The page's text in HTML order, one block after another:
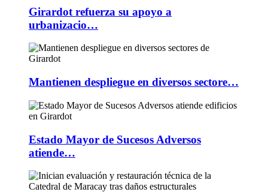
Girardot refuerza su apoyo a
urbanizacio…
Mantienen despliegue en diversos sectore…
Estado Mayor de Sucesos Adversos
atiende…